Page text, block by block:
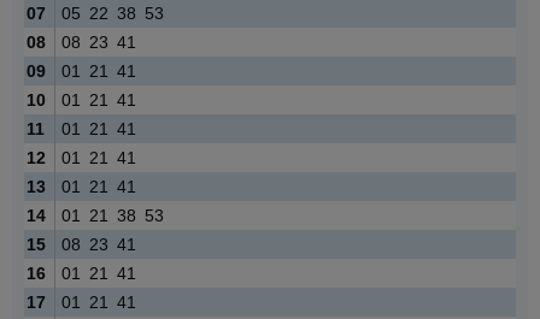
07
05 22 38 53
08
08 23 41
09
01 21 41
10
01 21 41
11
01 21 41
12
01 21 41
13
01 21 41
14
01 21 38 53
15
08 23 41
16
01 21 41
17
01 21 41